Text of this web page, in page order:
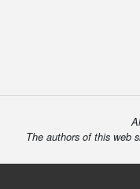
The authors of this web